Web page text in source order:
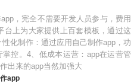
，完全不需要开发人员参与，费用
台上为大家提供上百套模板，通过这
化制作：通过应用自己制作app，功
控。4、低成本运营：app在运营管
出来的app当然加强大
app